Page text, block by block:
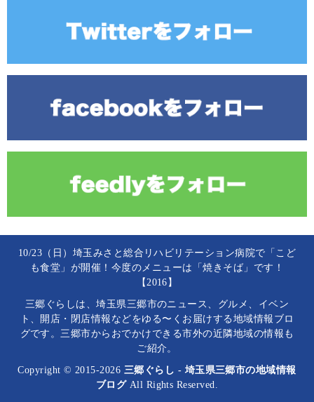
10/23（日）埼玉みさと総合リハビリテーション病院で「こど
も食堂」が開催！今度のメニューは「焼きそば」です！
【2016】
三郷ぐらしは、埼玉県三郷市のニュース、グルメ、イベン
ト、開店・閉店情報などをゆる〜くお届けする地域情報ブロ
グです。三郷市からおでかけできる市外の近隣地域の情報も
ご紹介。
Copyright © 2015-2026 三郷ぐらし - 埼玉県三郷市の地域情報
ブログAll Rights Reserved.